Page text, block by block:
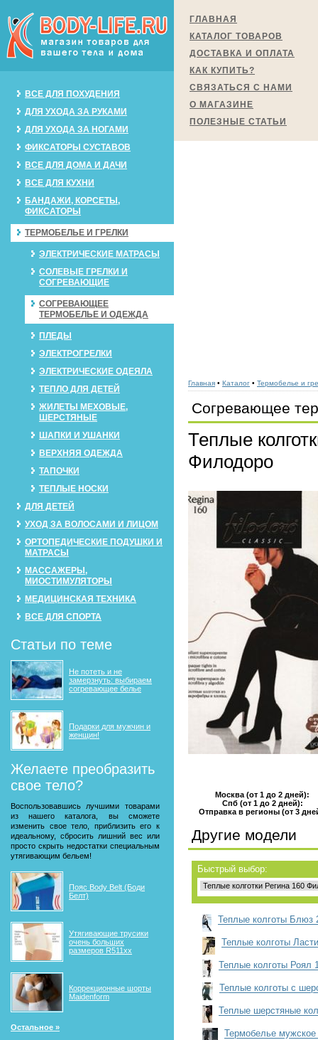
ВСЕ ДЛЯ ПОХУДЕНИЯ
ДЛЯ УХОДА ЗА РУКАМИ
ДЛЯ УХОДА ЗА НОГАМИ
ФИКСАТОРЫ СУСТАВОВ
ВСЕ ДЛЯ ДОМА И ДАЧИ
ВСЕ ДЛЯ КУХНИ
БАНДАЖИ, КОРСЕТЫ,
ФИКСАТОРЫ
ТЕРМОБЕЛЬЕ И ГРЕЛКИ
ЭЛЕКТРИЧЕСКИЕ МАТРАСЫ
СОЛЕВЫЕ ГРЕЛКИ И
СОГРЕВАЮЩИЕ
СОГРЕВАЮЩЕЕ
ТЕРМОБЕЛЬЕ И ОДЕЖДА
ПЛЕДЫ
ЭЛЕКТРОГРЕЛКИ
ЭЛЕКТРИЧЕСКИЕ ОДЕЯЛА
ТЕПЛО ДЛЯ ДЕТЕЙ
ЖИЛЕТЫ МЕХОВЫЕ,
ШЕРСТЯНЫЕ
ШАПКИ И УШАНКИ
ВЕРХНЯЯ ОДЕЖДА
ТАПОЧКИ
ТЕПЛЫЕ НОСКИ
ДЛЯ ДЕТЕЙ
УХОД ЗА ВОЛОСАМИ И ЛИЦОМ
ОРТОПЕДИЧЕСКИЕ ПОДУШКИ И
МАТРАСЫ
МАССАЖЕРЫ,
МИОСТИМУЛЯТОРЫ
МЕДИЦИНСКАЯ ТЕХНИКА
ВСЕ ДЛЯ СПОРТА
Статьи по теме
Не потеть и не
замерзнуть: выбираем
согревающее белье
Подарки для мужчин и
женщин!
Желаете преобразить
свое тело?
Воспользовавшись лучшими товарами
из нашего каталога, вы сможете
изменить свое тело, приблизить его к
идеальному, сбросить лишний вес или
просто скрыть недостатки специальным
утягивающим бельем!
Пояс Body Belt (Боди
Белт)
Утягивающие трусики
очень больших
размеров R511xx
Коррекционные шорты
Maidenform
Остальное »
ГЛАВНАЯ
КАТАЛОГ ТОВАРОВ
ДОСТАВКА И ОПЛАТА
КАК КУПИТЬ?
СВЯЗАТЬСЯ С НАМИ
О МАГАЗИНЕ
ПОЛЕЗНЫЕ СТАТЬИ
Главная • Каталог • Термобелье и
Согревающее
Теплые
Филодоро
Москва (от 1 до 2 дней):
Спб (от 1 до 2 дней):
Отправка в регионы (от 3
Другие модели
Быстрый выбор:
Теплые колготы Блюз
Теплые колготы
Теплые колготы Роял
Теплые колготы с
Теплые шерстяные
Термобелье